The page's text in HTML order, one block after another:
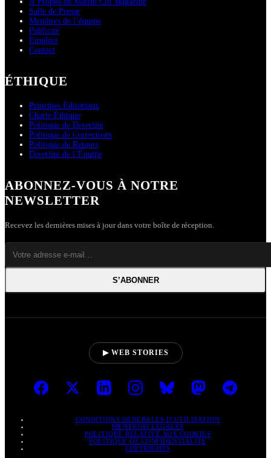
Salle de Presse
Membres de l’équipe
Publicité
Emplois
Contact
ÉTHIQUE
Principes Éditoriaux
Charte Éthique
Politique de Diversité
Politique de Corrections
Politique de Retours
Diversité de l’Équipe
ABONNEZ-VOUS À NOTRE
NEWSLETTER
Recevez les dernières mises à jour dans votre boîte de réception.
S’ABONNER
▶ WEB STORIES
CONDITIONS GÉNÉRALES D’UTILISATION
MENTIONS LÉGALES
POLITIQUE RELATIVE AUX COOKIES
POLITIQUE DE CONFIDENTIALITÉ
COPYRIGHTS